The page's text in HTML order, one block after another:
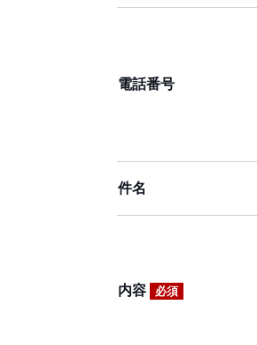
電話番号
件名
内容 必須